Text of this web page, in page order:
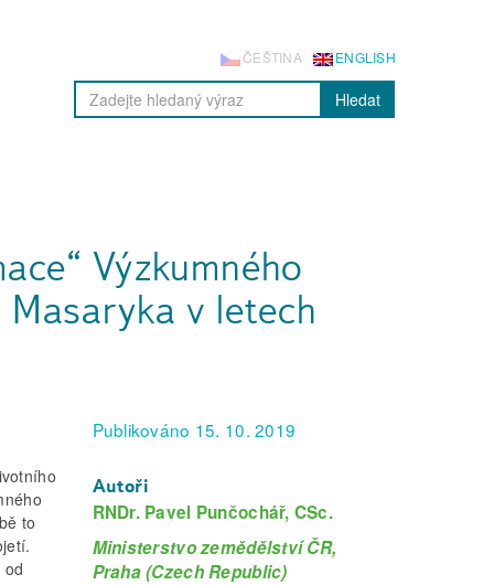
ENGLISH
ČEŠTINA
Hledat
Výzkumného
v letech
to
od
Publikováno 15. 10. 2019
Autoři
RNDr. Pavel Punčochář, CSc.
Ministerstvo zemědělství ČR,
Praha (Czech Republic)